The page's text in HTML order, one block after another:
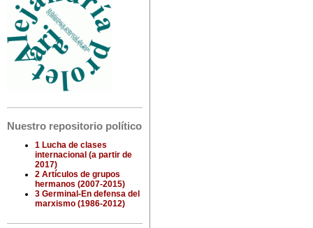
Nuestro repositorio político
1 Lucha de clases
internacional (a partir de
2017)
2 Artículos de grupos
hermanos (2007-2015)
3 Germinal-En defensa del
marxismo (1986-2012)